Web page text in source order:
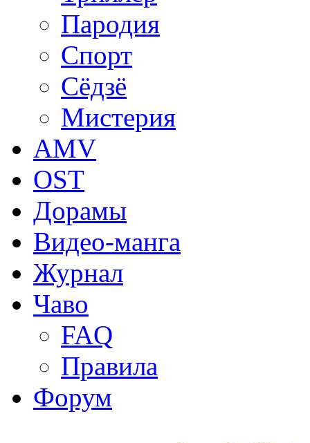
Пародия
Спорт
Сёдзё
Мистерия
AMV
OST
Дорамы
Видео-манга
Журнал
Чаво
FAQ
Правила
Форум